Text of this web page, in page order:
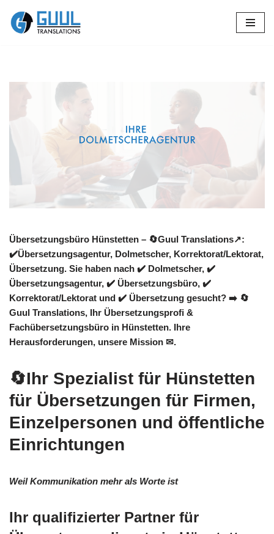
Zum
Übersetzungsbüro Hünstetten – 🔄Guul Translations↗️:
✔️Übersetzungsagentur, Dolmetscher, Korrektorat/Lektorat,
Übersetzung. Sie haben nach ✔️ Dolmetscher, ✔️
Übersetzungsagentur, ✔️ Übersetzungsbüro, ✔️
Korrektorat/Lektorat und ✔️ Übersetzung gesucht? ➡️ 🔄
Guul Translations, Ihr Übersetzungsprofi &
Fachübersetzungsbüro in Hünstetten. Ihre
Herausforderungen, unsere Mission ✉.
🔄Ihr Spezialist für Hünstetten
für Übersetzungen für Firmen,
Einzelpersonen und öffentliche
Einrichtungen
Weil Kommunikation mehr als Worte ist
Ihr qualifizierter Partner für